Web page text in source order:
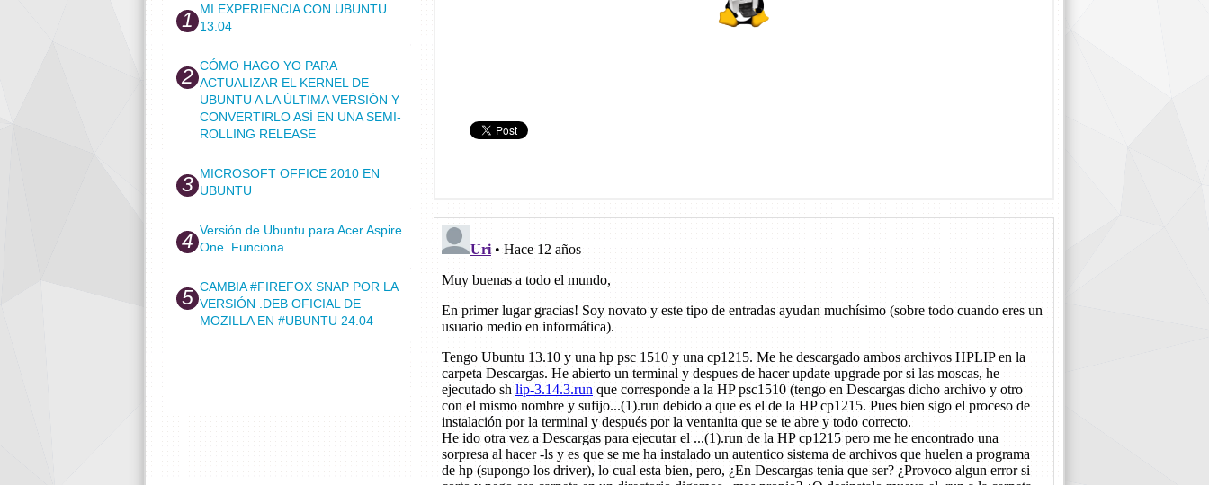
MI EXPERIENCIA CON UBUNTU
13.04
CÓMO HAGO YO PARA
ACTUALIZAR EL KERNEL DE
UBUNTU A LA ÚLTIMA VERSIÓN Y
CONVERTIRLO ASÍ EN UNA SEMI-
ROLLING RELEASE
MICROSOFT OFFICE 2010 EN
UBUNTU
Versión de Ubuntu para Acer Aspire
One. Funciona.
CAMBIA #FIREFOX SNAP POR LA
VERSIÓN .DEB OFICIAL DE
MOZILLA EN #UBUNTU 24.04